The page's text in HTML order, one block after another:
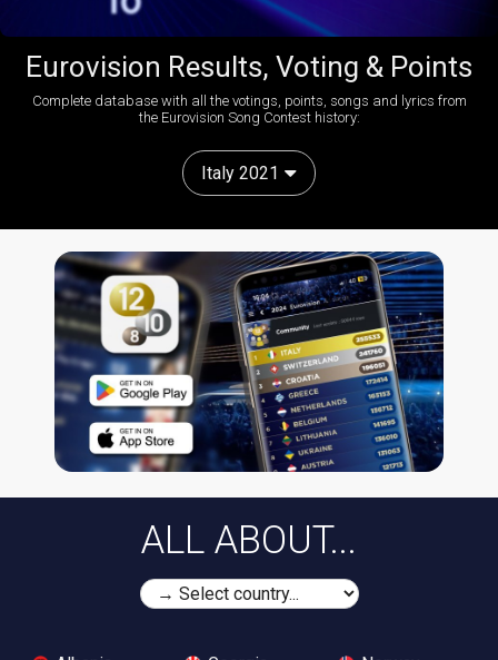
Eurovision Results, Voting & Points
Complete database with all the votings, points, songs and lyrics from
the Eurovision Song Contest history:
Italy 2021
ALL ABOUT...